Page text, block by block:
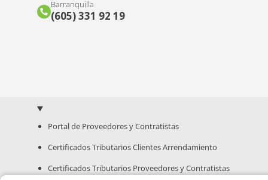
Barranquilla
(605) 331 92 19
Portal de Proveedores y Contratistas
Certificados Tributarios Clientes Arrendamiento
Certificados Tributarios Proveedores y Contratistas